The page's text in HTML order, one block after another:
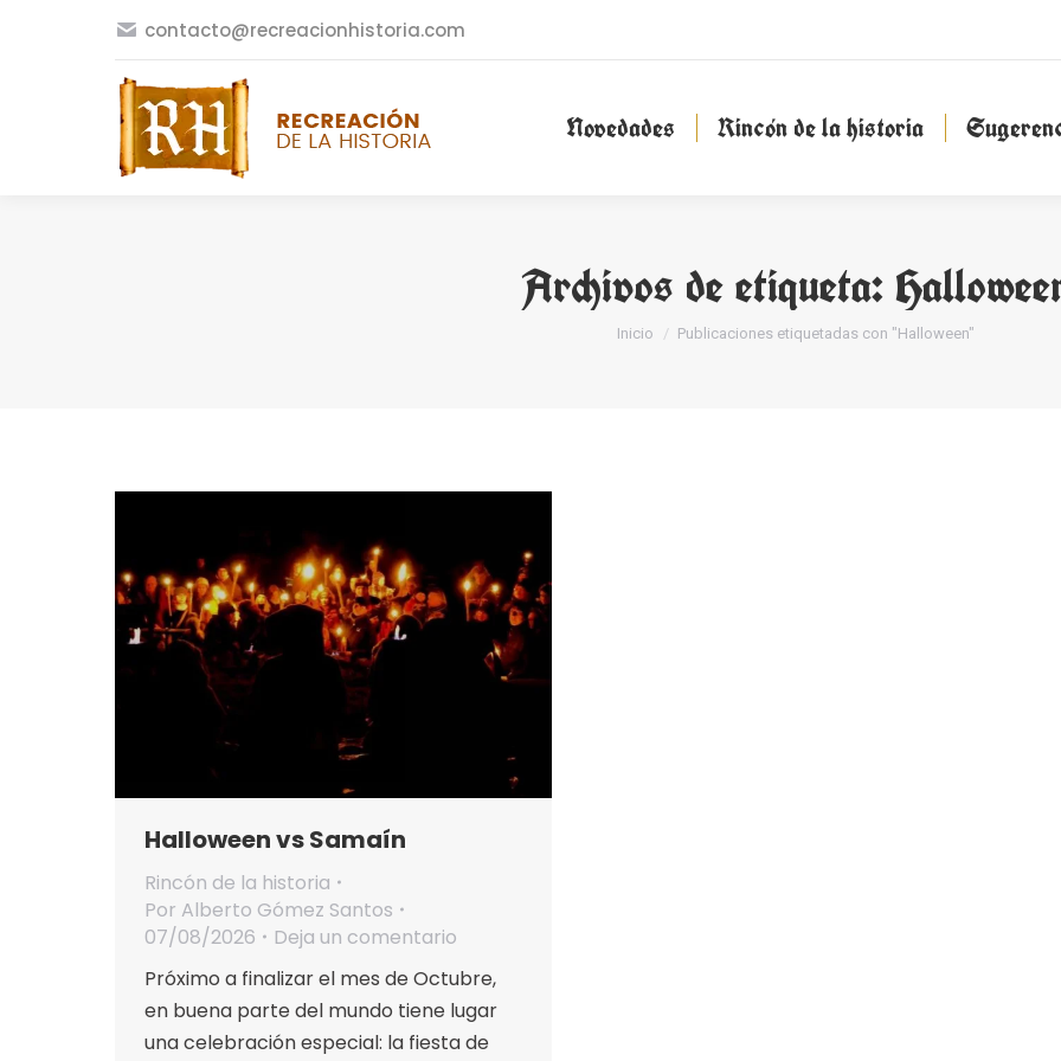
contacto@recreacionhistoria.com
Novedades Rincón de la historia
Archivos de etiqueta:
Estás aquí:
Inicio Publicaciones etiquetadas con "Halloween"
Halloween vs Samaín
Rincón de la historia
Por Alberto Gómez Santos
07/08/2026
Deja un comentario
Próximo a finalizar el mes de Octubre,
en buena parte del mundo tiene lugar
una celebración especial: la fiesta de
Novedades Rincón de la historia